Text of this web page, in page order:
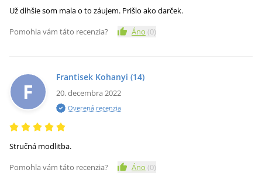
Už dlhšie som mala o to záujem. Prišlo ako darček.
Pomohla vám táto recenzia?
Áno (0)
F
Frantisek Kohanyi (14)
20. decembra 2022
Overená recenzia
Stručná modlitba.
Pomohla vám táto recenzia?
Áno (0)